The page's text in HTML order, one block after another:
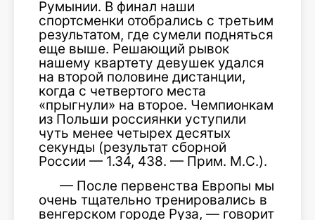
Румынии. В финал наши
спортсменки отобрались с третьим
результатом, где сумели подняться
еще выше. Решающий рывок
нашему квартету девушек удался
на второй половине дистанции,
когда с четвертого места
«прыгнули» на второе. Чемпионкам
из Польши россиянки уступили
чуть менее четырех десятых
секунды (результат сборной
России — 1.34, 438. — Прим. М.С.).
— После первенства Европы мы
очень тщательно тренировались в
венгерском городе Руза, — говорит